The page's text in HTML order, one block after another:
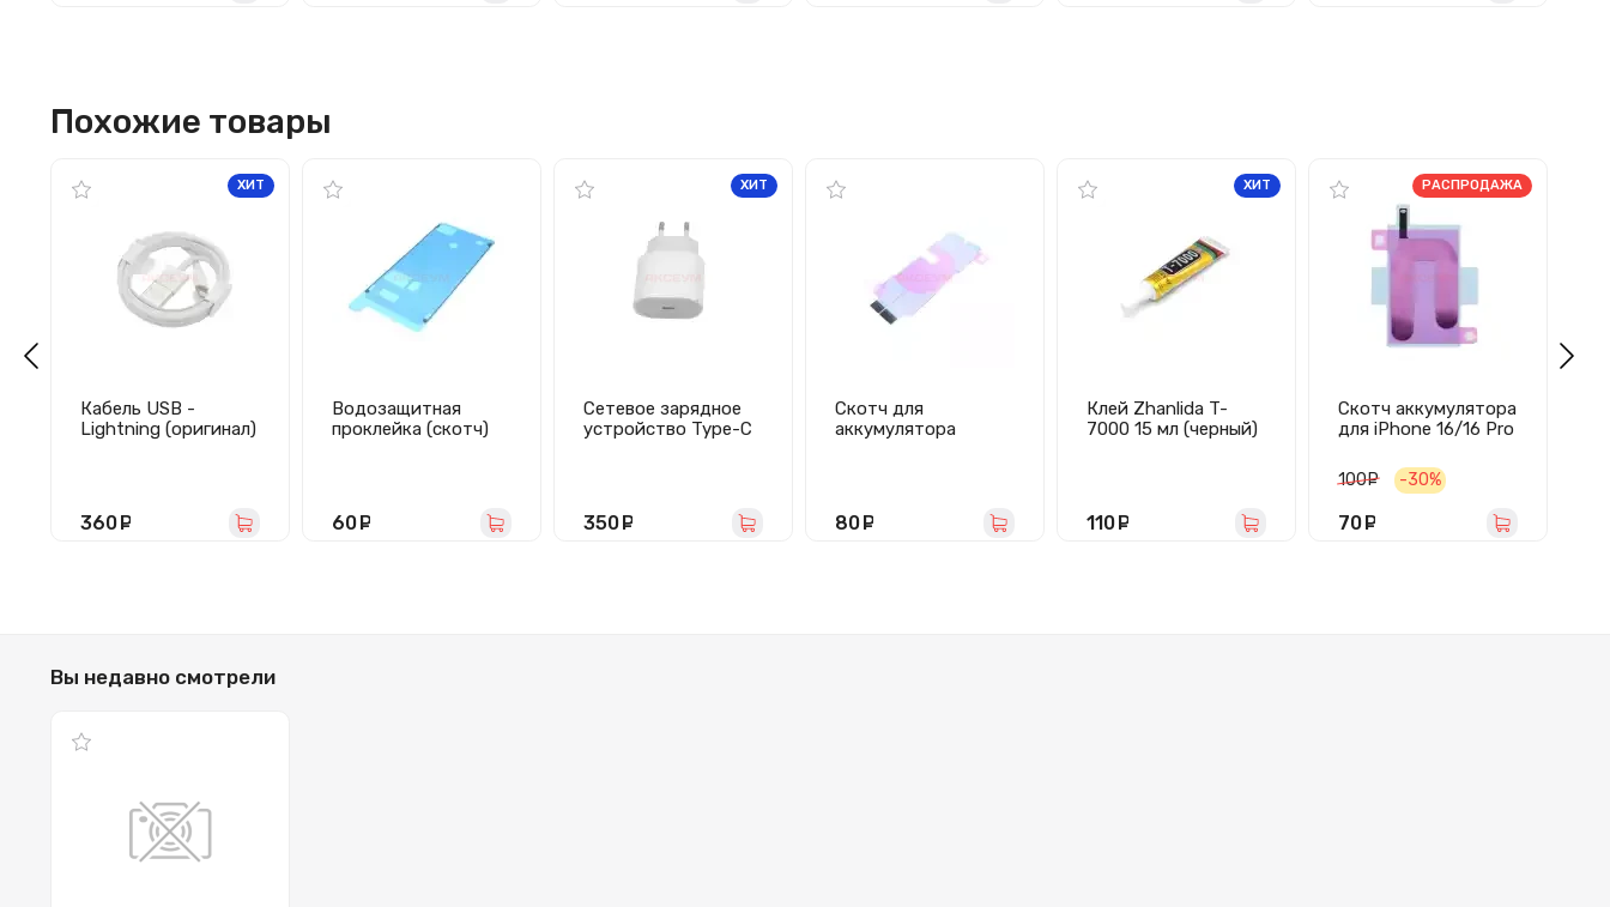
Похожие товары
Кабель USB -
Lightning (оригинал)
ХИТ
360
Водозащитная
проклейка (скотч)
60
Сетевое зарядное
устройство Type-C
ХИТ
350
Скотч для
аккумулятора
80
Клей Zhanlida T-
7000 15 мл (черный)
ХИТ
110
Скотч аккумулятора
для iPhone 16/16 Pro
РАСПРОДАЖА
100 руб.
-30%
70
Вы недавно смотрели